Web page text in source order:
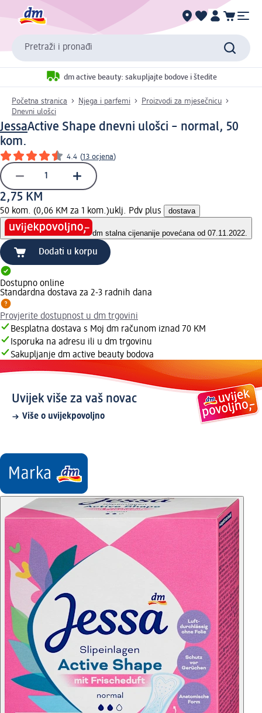
Pretraži i pronađi
dm active beauty: sakupljajte bodove i štedite
Početna stranica Njega i parfemi
Proizvodi za mjesečnicu
Dnevni ulošci
JessaActive Shape dnevni ulošci – normal, 50
kom.
4.4 (13 ocjena)
2,75 KM
50 kom. (0,06 KM za 1 kom.)uklj. Pdv plus dostava
dm stalna cijenanije povećana od 07.11.2022.
Dodati u korpu
Dostupno online
Standardna dostava za 2-3 radnih dana
Provjerite dostupnost u dm trgovini
Besplatna dostava s Moj dm računom iznad 70 KM
Isporuka na adresu ili u dm trgovinu
Sakupljanje dm active beauty bodova
Uvijek više za vaš novac
Više o uvijekpovoljno